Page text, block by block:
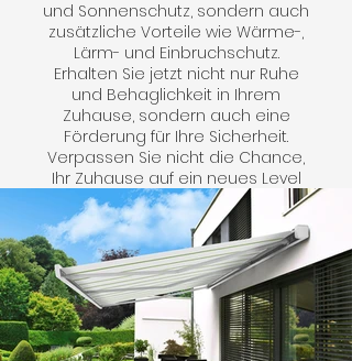
und Sonnenschutz, sondern auch
zusätzliche Vorteile wie Wärme-,
Lärm- und Einbruchschutz.
Erhalten Sie jetzt nicht nur Ruhe
und Behaglichkeit in Ihrem
Zuhause, sondern auch eine
Förderung für Ihre Sicherheit.
Verpassen Sie nicht die Chance,
Ihr Zuhause auf ein neues Level
der Sicherheit und Komforts zu
bringen.